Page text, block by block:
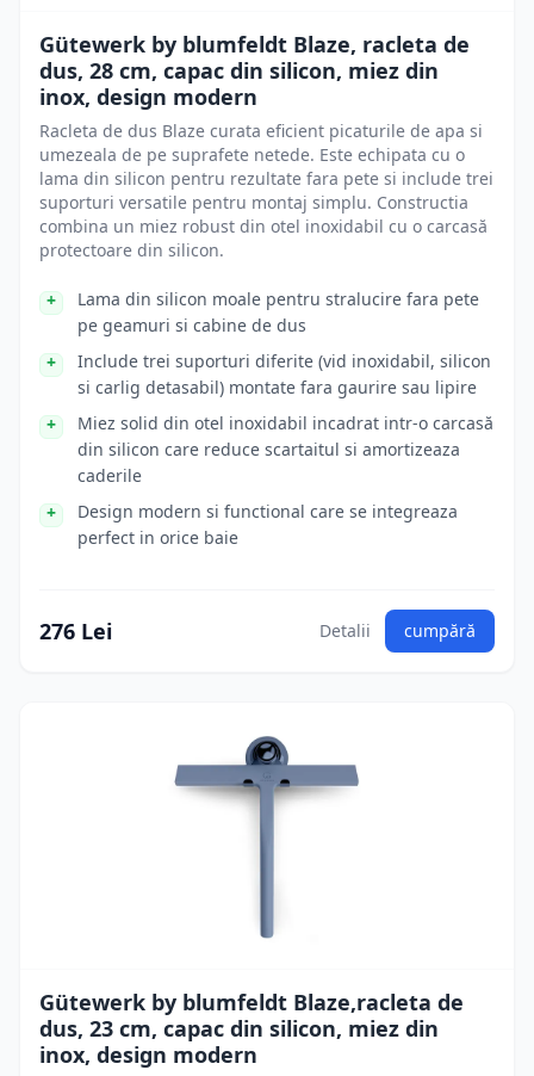
Gütewerk by blumfeldt Blaze, racleta de
dus, 28 cm, capac din silicon, miez din
inox, design modern
Racleta de dus Blaze curata eficient picaturile de apa si
umezeala de pe suprafete netede. Este echipata cu o
lama din silicon pentru rezultate fara pete si include trei
suporturi versatile pentru montaj simplu. Constructia
combina un miez robust din otel inoxidabil cu o carcasă
protectoare din silicon.
Lama din silicon moale pentru stralucire fara pete
pe geamuri si cabine de dus
Include trei suporturi diferite (vid inoxidabil, silicon
si carlig detasabil) montate fara gaurire sau lipire
Miez solid din otel inoxidabil incadrat intr-o carcasă
din silicon care reduce scartaitul si amortizeaza
caderile
Design modern si functional care se integreaza
perfect in orice baie
276 Lei Detalii cumpără
Gütewerk by blumfeldt Blaze,racleta de
dus, 23 cm, capac din silicon, miez din
inox, design modern